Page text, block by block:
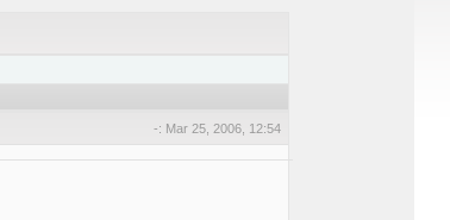
-: Mar 25, 2006, 12:54